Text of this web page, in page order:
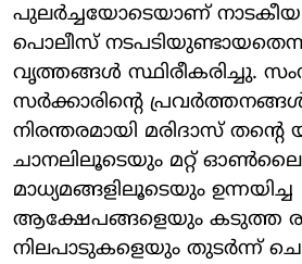
പുലർച്ചയോടെയാണ്
പൊലീസ്
വൃത്തങ്ങൾ സ്ഥിരീകരിച്ചു.
സർക്കാരിന്റെ
നിരന്തരമായി മരിദാസ്
ചാനലിലൂടെയും മറ്റ്
മാധ്യമങ്ങളിലൂടെയും ഉന്നയിച്ച
ആക്ഷേപങ്ങളെയും കടുത്ത
നിലപാടുകളെയും തുടർന്ന്